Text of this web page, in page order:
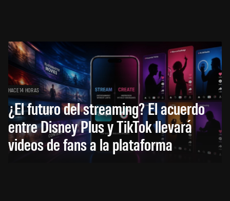
HACE 14 HORAS
¿El futuro del streaming? El acuerdo
entre Disney Plus y TikTok llevará
videos de fans a la plataforma